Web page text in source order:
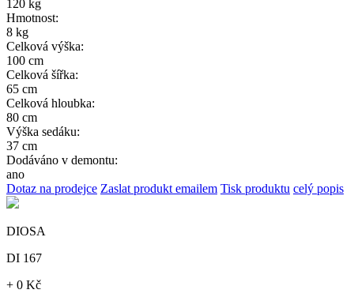
120 kg
Hmotnost:
8 kg
Celková výška:
100 cm
Celková šířka:
65 cm
Celková hloubka:
80 cm
Výška sedáku:
37 cm
Dodáváno v demontu:
ano
Dotaz na prodejce Zaslat produkt emailem Tisk produktu celý popis
DIOSA
DI 167
+ 0 Kč